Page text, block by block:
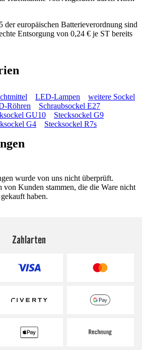
der europäischen Batterieverordnung sind
Entsorgung von 0,24 € je ST bereits
LED-Lampen
weitere Sockel
Röhren
Schraubsockel E27
GU10
Stecksockel G9
G4 Stecksockel R7s
wurde von uns nicht überprüft.
von Kunden stammen, die die Ware nicht
haben.
Zahlarten